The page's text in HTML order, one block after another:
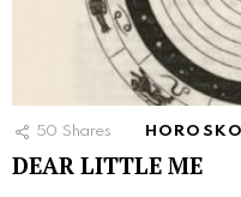
50 Shares
DEAR LITTLE ME